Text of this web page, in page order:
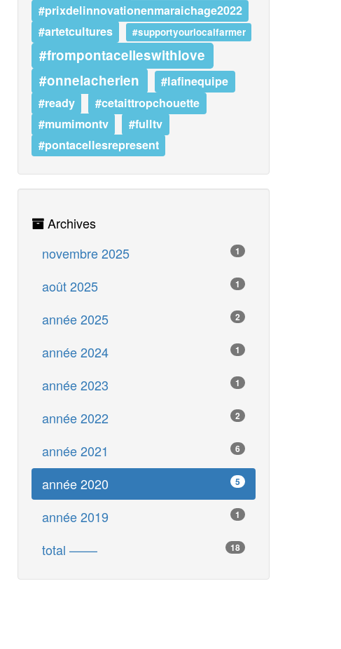
#prixdelinnovationenmaraichage2022
#artetcultures
#supportyourlocalfarmer
#frompontacelleswithlove
#onnelacherien
#lafinequipe
#ready
#cetaittropchouette
#mumimontv
#fulltv
#pontacellesrepresent
Archives
1
novembre 2025
1
août 2025
2
année 2025
1
année 2024
1
année 2023
2
année 2022
6
année 2021
5
année 2020
1
année 2019
18
total ––––